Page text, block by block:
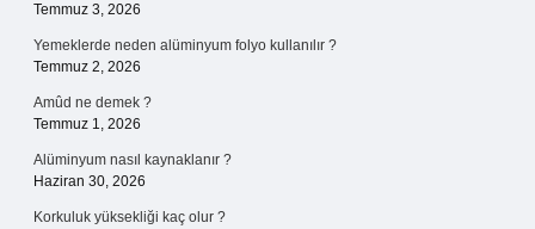
Temmuz 3, 2026
Yemeklerde neden alüminyum folyo kullanılır ?
Temmuz 2, 2026
Amûd ne demek ?
Temmuz 1, 2026
Alüminyum nasıl kaynaklanır ?
Haziran 30, 2026
Korkuluk yüksekliği kaç olur ?